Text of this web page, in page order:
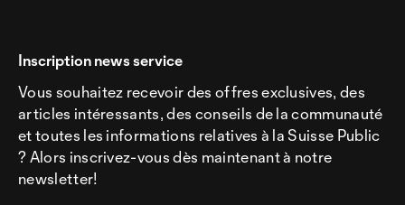
Inscription news service
Vous souhaitez recevoir des offres exclusives, des
articles intéressants, des conseils de la communauté
et toutes les informations relatives à la Suisse Public
? Alors inscrivez-vous dès maintenant à notre
newsletter!